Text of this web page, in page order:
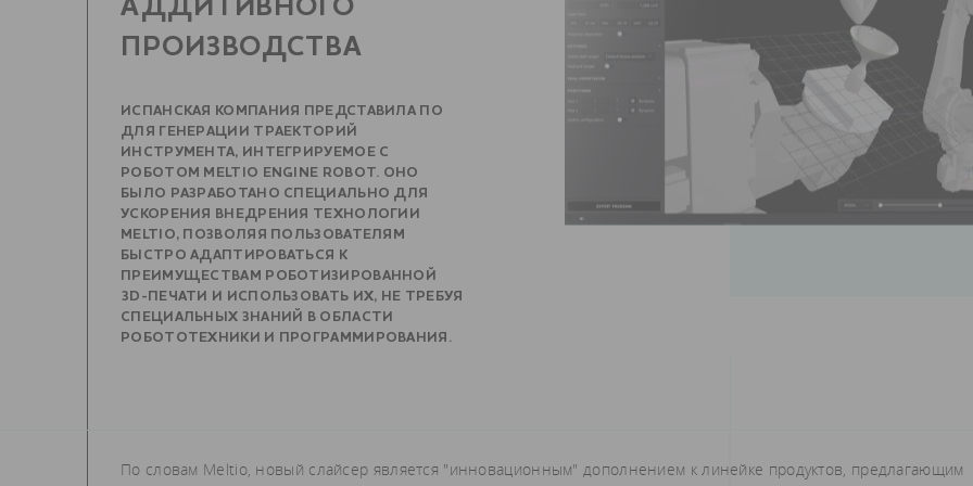
АДДИТИВНОГО
ПРОИЗВОДСТВА
ИСПАНСКАЯ КОМПАНИЯ ПРЕДСТАВИЛА ПО
ДЛЯ ГЕНЕРАЦИИ ТРАЕКТОРИЙ
ИНСТРУМЕНТА, ИНТЕГРИРУЕМОЕ С
РОБОТОМ MELTIO ENGINE ROBOT. ОНО
БЫЛО РАЗРАБОТАНО СПЕЦИАЛЬНО ДЛЯ
УСКОРЕНИЯ ВНЕДРЕНИЯ ТЕХНОЛОГИИ
MELTIO, ПОЗВОЛЯЯ ПОЛЬЗОВАТЕЛЯМ
БЫСТРО АДАПТИРОВАТЬСЯ К
ПРЕИМУЩЕСТВАМ РОБОТИЗИРОВАННОЙ
3D-ПЕЧАТИ И ИСПОЛЬЗОВАТЬ ИХ, НЕ ТРЕБУЯ
СПЕЦИАЛЬНЫХ ЗНАНИЙ В ОБЛАСТИ
РОБОТОТЕХНИКИ И ПРОГРАММИРОВАНИЯ.
По словам Meltio, новый слайсер является "инновационным" дополнением к линейке продуктов, предлагающим